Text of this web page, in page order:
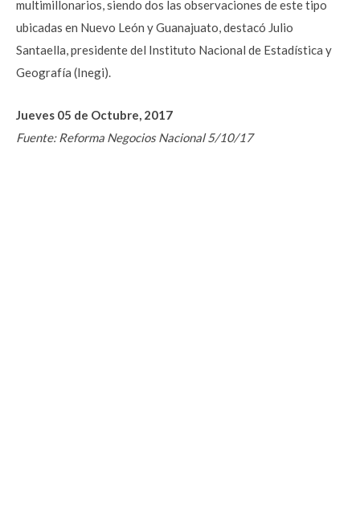
multimillonarios, siendo dos las observaciones de este tipo
ubicadas en Nuevo León y Guanajuato, destacó Julio
Santaella, presidente del Instituto Nacional de Estadística y
Geografía (Inegi).
Jueves 05 de Octubre, 2017
Fuente: Reforma Negocios Nacional 5/10/17